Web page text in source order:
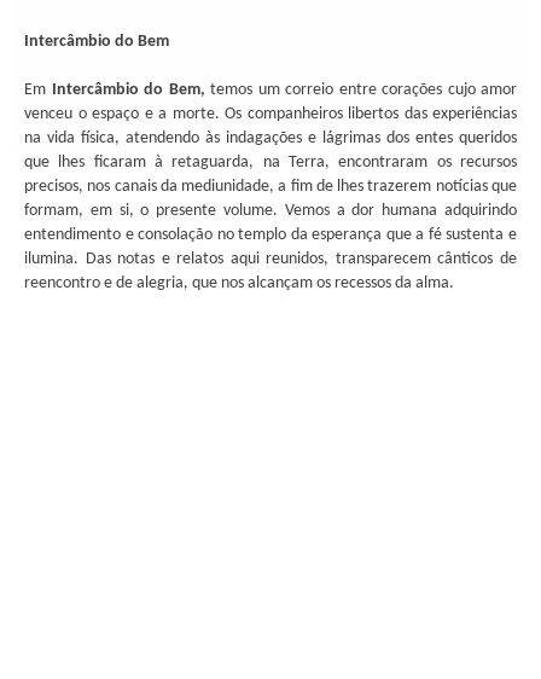
Intercâmbio do Bem
Em Intercâmbio do Bem, temos um correio entre corações cujo amor
venceu o espaço e a morte. Os companheiros libertos das experiências
na vida física, atendendo às indagações e lágrimas dos entes queridos
que lhes ficaram à retaguarda, na Terra, encontraram os recursos
precisos, nos canais da mediunidade, a fim de lhes trazerem notícias que
formam, em si, o presente volume. Vemos a dor humana adquirindo
entendimento e consolação no templo da esperança que a fé sustenta e
ilumina. Das notas e relatos aqui reunidos, transparecem cânticos de
reencontro e de alegria, que nos alcançam os recessos da alma.